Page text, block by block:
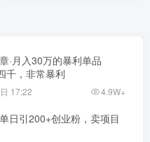
·月入30万的暴利单品
千，非常暴利
17:22 4.9W+
日引200+创业粉，卖项目